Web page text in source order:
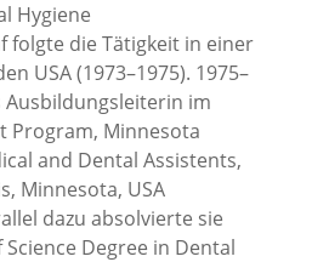
Hygiene
folgte die Tätigkeit in einer
USA (1973–1975). 1975–
Ausbildungsleiterin im
Program, Minnesota
and Dental Assistents,
Minnesota, USA
dazu absolvierte sie
Degree in Dental